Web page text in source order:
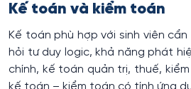
Kế toán và kiểm toán
Kế toán phù hợp với sinh viên
hỏi tư duy logic, khả năng phát
chính, kế toán quản trị, thuế,
kế toán – kiểm toán có tính ứng